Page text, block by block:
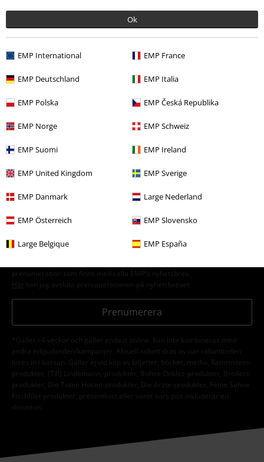
Ok
EMP International EMP France
EMP Deutschland EMP Italia
EMP Polska EMP Česká Republika
EMP Norge EMP Schweiz
EMP Suomi EMP Ireland
EMP United Kingdom EMP Sverige
EMP Danmark Large Nederland
EMP Österreich EMP Slovensko
Large Belgique EMP España
Nyhetsbrev
nyhetsbrev!Mer
Jag godkänner att E.M.P. Merchandising mbH har rätt att behandla mina
om deras produkter. Jag godkänner att mina personuppgifter kommer att
behandlas enligt deras
Datasekretesspolicy
. Jag kan återkalla mitt
prenumeration som finns med i alla EMP:s nyhetsbrev.
Här kan jag avsluta prenumerationen på nyhetsbrevet.
Prenumerera
*Gäller i 4 veckor och gäller endast online. Kan inte kombineras med
andra erbjudanden/kampanjer. Aktuell rabatt dras av när rabattkoden
löses in i kassan. Gäller ej vid köp av biljetter, böcker, media, Rammstein-
produkter, (Till) Lindemann,-produkter, Böhse Onklez-produkter, Broilers-
produkter, Die Toten Hosen-produkter, Die Ärzte-produkter, Feine Sahne
Fischfilet-produkter, presentkort eller varor vars pris inkluderar en
donation.